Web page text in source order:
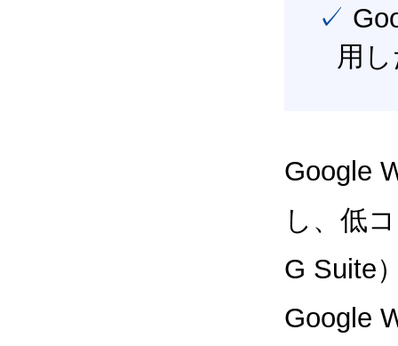
✓ Google Workspace（旧G Suite） を最大限に活
用
Google
し、低
G Suite
Google